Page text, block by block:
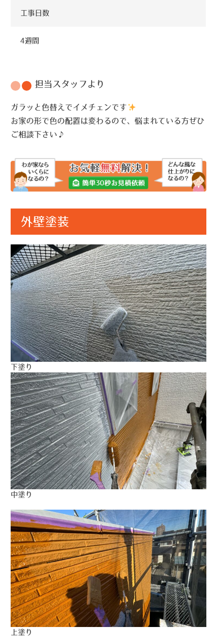
工事日数
4週間
担当スタッフより
ガラッと色替えでイメチェンです
お家の形で色の配置は変わるので、悩まれている方ぜひ
ご相談下さい♪
外壁塗装
下塗り
中塗り
上塗り